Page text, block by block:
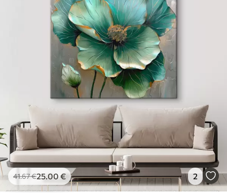
41.67€25.00 € 2